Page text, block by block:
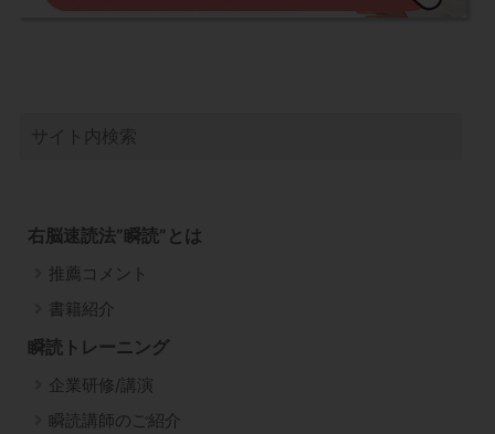
右脳速読法”瞬読”とは
推薦コメント
書籍紹介
瞬読トレーニング
企業研修/講演
瞬読講師のご紹介